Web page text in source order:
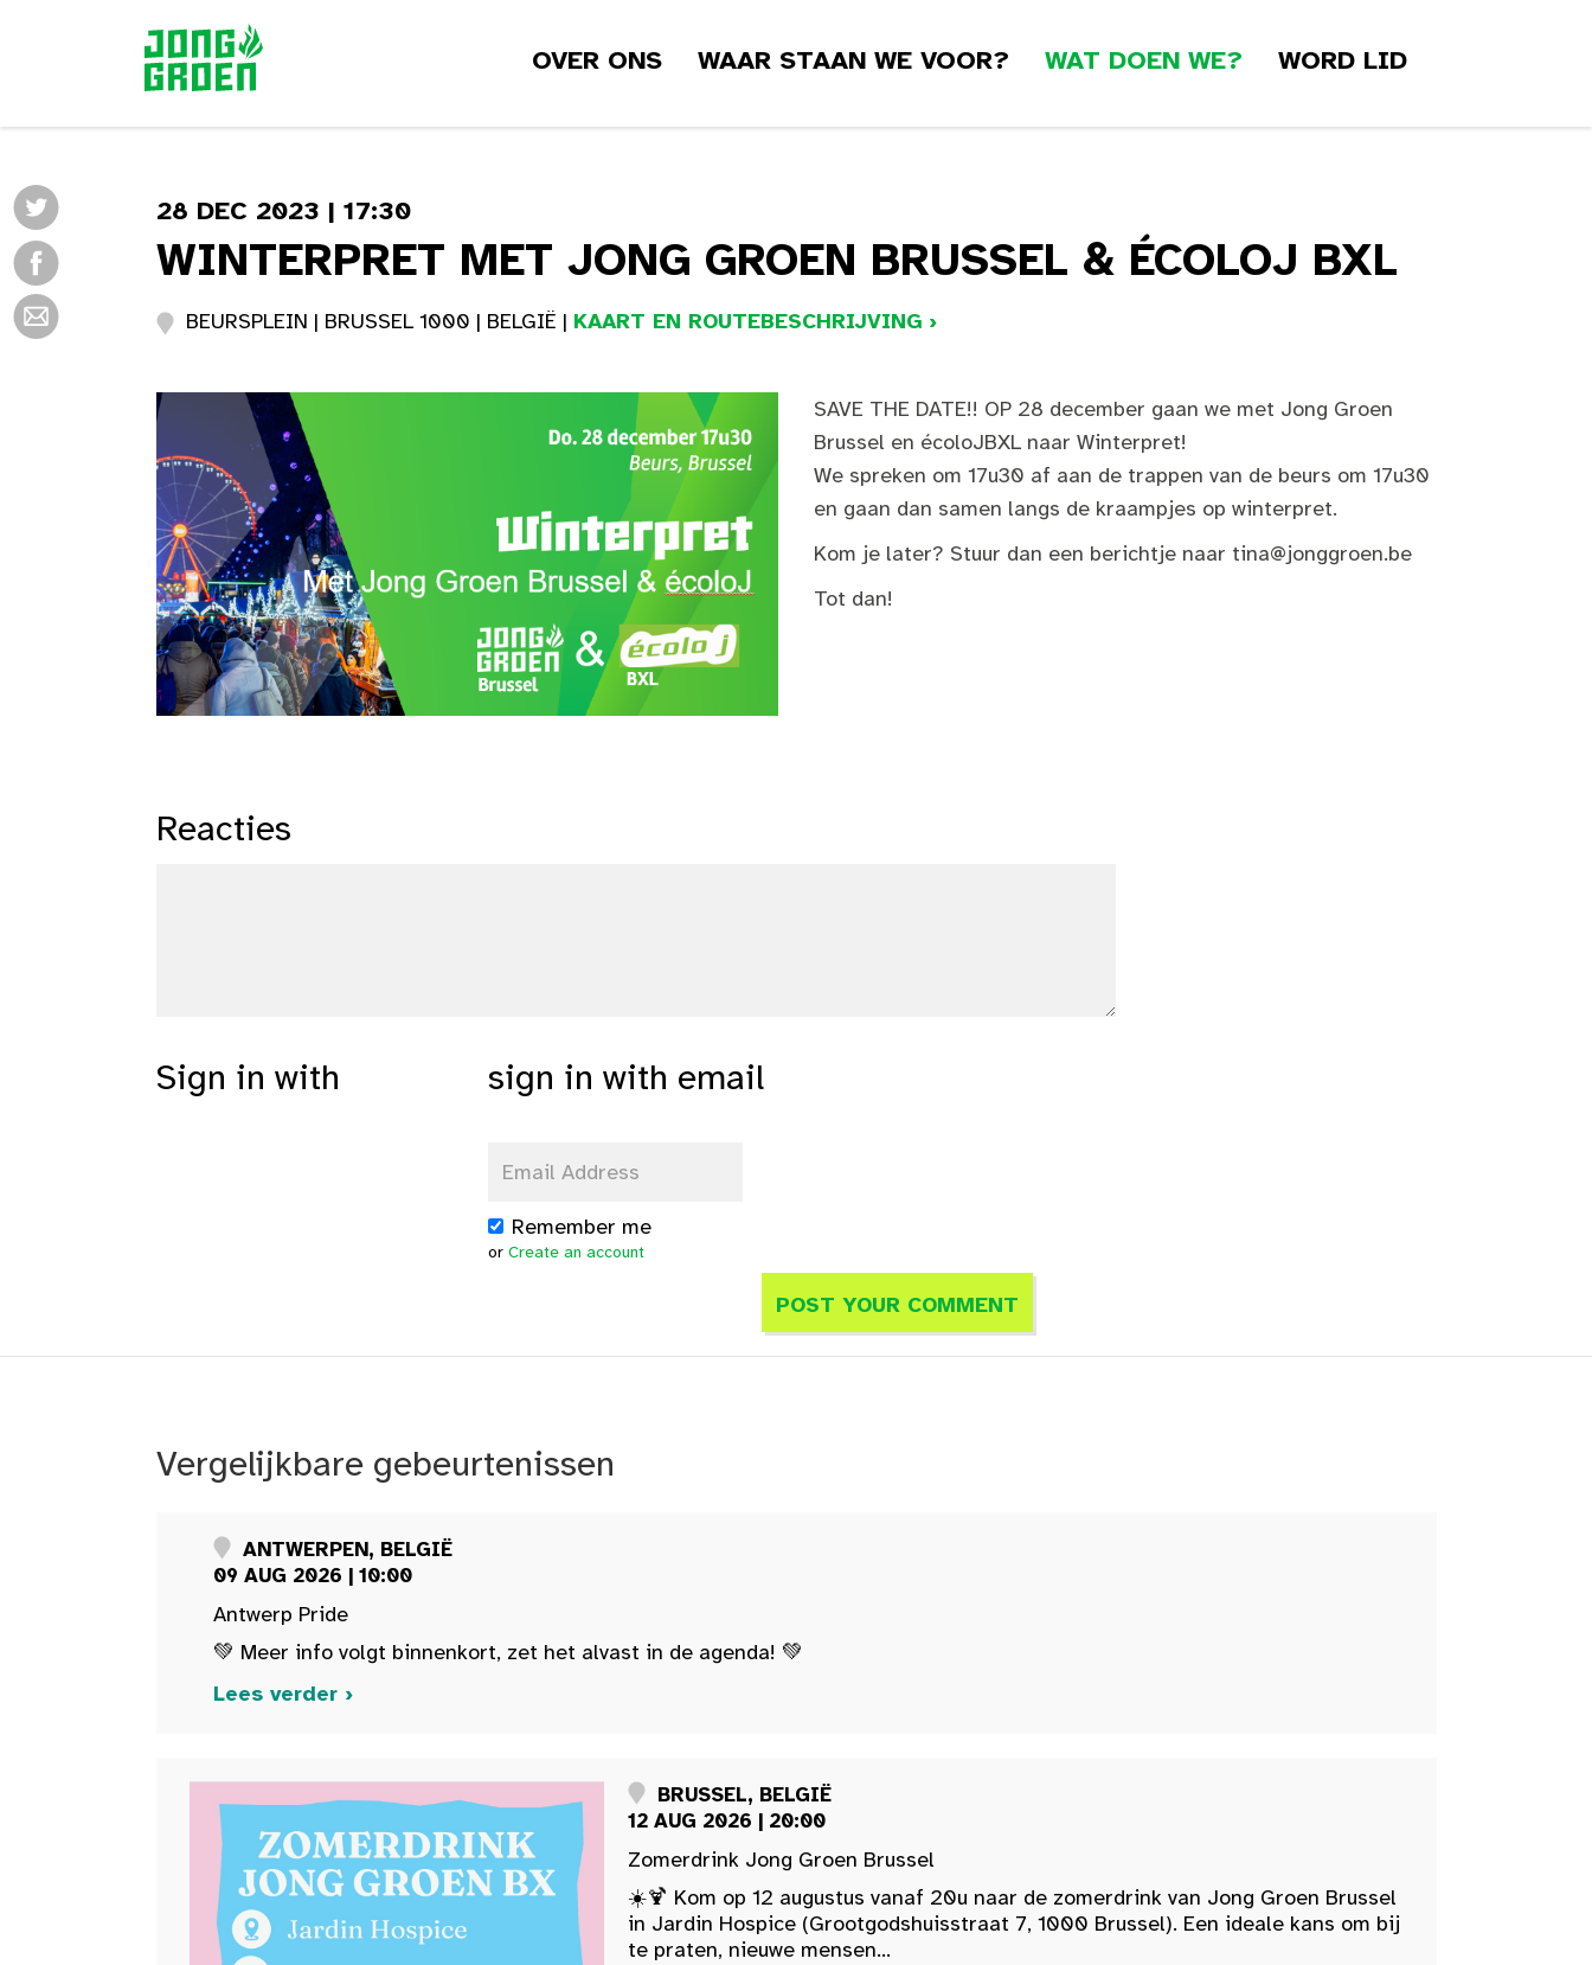
OVER ONS WAAR STAAN WE VOOR? WAT DOEN WE? WORD LID
28 DEC 2023 | 17:30
WINTERPRET MET JONG GROEN BRUSSEL & ÉCOLOJ BXL
BEURSPLEIN | BRUSSEL 1000 | BELGIË | KAART EN ROUTEBESCHRIJVING ›
SAVE THE DATE!! OP 28 december gaan we met Jong Groen
Brussel en écoloJBXL naar Winterpret!
We spreken om 17u30 af aan de trappen van de beurs om 17u30
en gaan dan samen langs de kraampjes op winterpret.
Kom je later? Stuur dan een berichtje naar tina@jonggroen.be
Tot dan!
Reacties
Sign in with sign in with email
Remember me
or Create an account
Vergelijkbare gebeurtenissen
ANTWERPEN, BELGIË
09 AUG 2026 | 10:00
Antwerp Pride
💚 Meer info volgt binnenkort, zet het alvast in de agenda! 💚
Lees verder ›
BRUSSEL, BELGIË
12 AUG 2026 | 20:00
Zomerdrink Jong Groen Brussel
☀️🍹 Kom op 12 augustus vanaf 20u naar de zomerdrink van Jong Groen Brussel
in Jardin Hospice (Grootgodshuisstraat 7, 1000 Brussel). Een ideale kans om bij
te praten, nieuwe mensen...